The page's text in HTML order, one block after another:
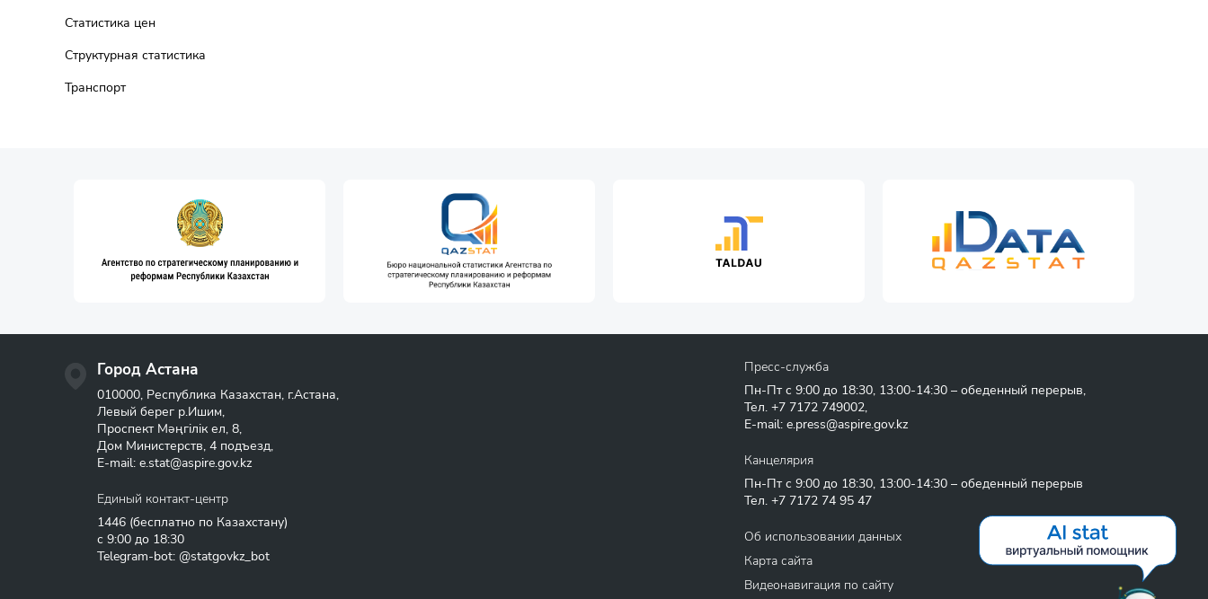
Статистика цен
Структурная статистика
Транспорт
Город Астана
010000, Республика Казахстан, г.Астана,
Левый берег р.Ишим,
Проспект Мәңгілік ел, 8,
Дом Министерств, 4 подъезд,
E-mail: e.stat@aspire.gov.kz
Единый контакт-центр
1446 (бесплатно по Казахстану)
с 9:00 до 18:30
Telegram-bot: @statgovkz_bot
Пресс-служба
Пн-Пт с 9:00 до 18:30, 13:00-14:30 – обеденный перерыв,
Тел. +7 7172 749002,
E-mail: e.press@aspire.gov.kz
Канцелярия
Пн-Пт с 9:00 до 18:30, 13:00-14:30 – обеденный перерыв
Тел. +7 7172 74 95 47
Об использовании данных
Карта сайта
Видеонавигация по сайту